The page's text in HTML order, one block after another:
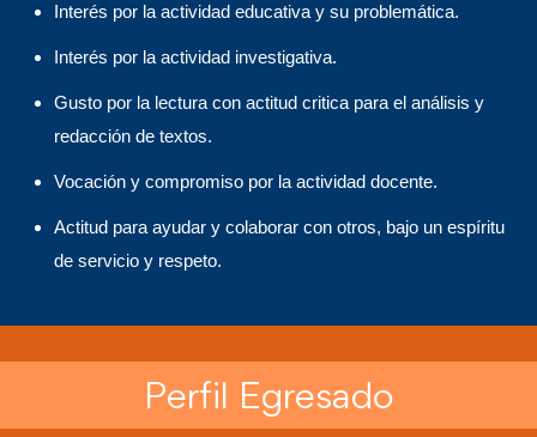
Interés por la actividad educativa y su problemática.
Interés por la actividad investigativa.
Gusto por la lectura con actitud critica para el análisis y
redacción de textos.
Vocación y compromiso por la actividad docente.
Actitud para ayudar y colaborar con otros, bajo un espíritu
de servicio y respeto.
Perfil Egresado